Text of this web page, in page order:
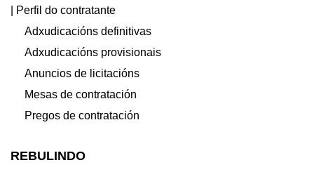
| Perfil do contratante
Adxudicacións definitivas
Adxudicacións provisionais
Anuncios de licitacións
Mesas de contratación
Pregos de contratación
REBULINDO